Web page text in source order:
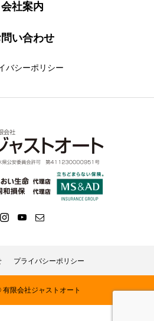
会社案内
い合わせ
バシーポリシー
プライバシーポリシー
限会社ジャストオート